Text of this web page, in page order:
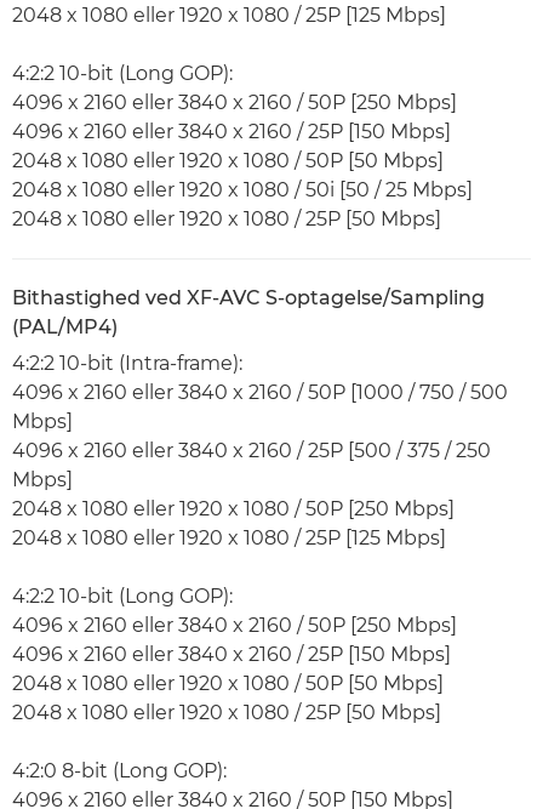
2048 x 1080 eller 1920 x 1080 / 25P [125 Mbps]
4:2:2 10-bit (Long GOP):
4096 x 2160 eller 3840 x 2160 / 50P [250 Mbps]
4096 x 2160 eller 3840 x 2160 / 25P [150 Mbps]
2048 x 1080 eller 1920 x 1080 / 50P [50 Mbps]
2048 x 1080 eller 1920 x 1080 / 50i [50 / 25 Mbps]
2048 x 1080 eller 1920 x 1080 / 25P [50 Mbps]
Bithastighed ved XF-AVC S-optagelse/Sampling
(PAL/MP4)
4:2:2 10-bit (Intra-frame):
4096 x 2160 eller 3840 x 2160 / 50P [1000 / 750 / 500
Mbps]
4096 x 2160 eller 3840 x 2160 / 25P [500 / 375 / 250
Mbps]
2048 x 1080 eller 1920 x 1080 / 50P [250 Mbps]
2048 x 1080 eller 1920 x 1080 / 25P [125 Mbps]
4:2:2 10-bit (Long GOP):
4096 x 2160 eller 3840 x 2160 / 50P [250 Mbps]
4096 x 2160 eller 3840 x 2160 / 25P [150 Mbps]
2048 x 1080 eller 1920 x 1080 / 50P [50 Mbps]
2048 x 1080 eller 1920 x 1080 / 25P [50 Mbps]
4:2:0 8-bit (Long GOP):
4096 x 2160 eller 3840 x 2160 / 50P [150 Mbps]